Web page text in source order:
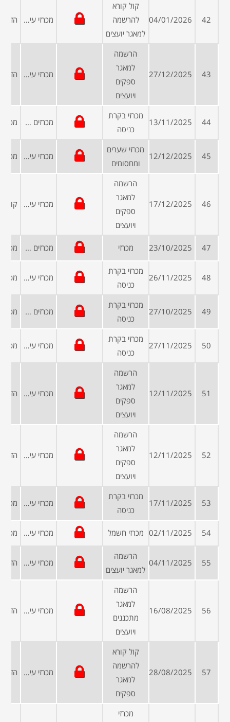
42
04/01/2026
קול קורא
להרשמה
למאגר יועצים
מכרזי עיריות ומועצות
43
27/12/2025
הרשמה
למאגר
ספקים
ויועצים
מכרזי עיריות ומועצות
44
13/11/2025
מכרזי בקרת
כניסה
מכרזים פומביים
45
12/12/2025
מכרזי שערים
ומחסומים
מכרזי עיריות ומועצות
46
17/12/2025
הרשמה
למאגר
ספקים
ויועצים
מכרזי עיריות ומועצות
47
23/10/2025 מכרזי מכרזים פומביים
48
26/11/2025
מכרזי בקרת
כניסה
מכרזי עיריות ומועצות
49
27/10/2025
מכרזי בקרת
כניסה
מכרזים ממשלתיים
50
27/11/2025
מכרזי בקרת
כניסה
מכרזי עיריות ומועצות
51
12/11/2025
הרשמה
למאגר
ספקים
ויועצים
מכרזי עיריות ומועצות
52
12/11/2025
הרשמה
למאגר
ספקים
ויועצים
מכרזי עיריות ומועצות
53
17/11/2025
מכרזי בקרת
כניסה
מכרזי עיריות ומועצות
54
02/11/2025 מכרזי חשמל מכרזי עיריות ומועצות
55
04/11/2025
הרשמה
למאגר יועצים
מכרזי עיריות ומועצות
56
16/08/2025
הרשמה
למאגר
מתכננים
ויועצים
מכרזי עיריות ומועצות
57
28/08/2025
קול קורא
להרשמה
למאגר
ספקים
מכרזי עיריות ומועצות
מכרזי